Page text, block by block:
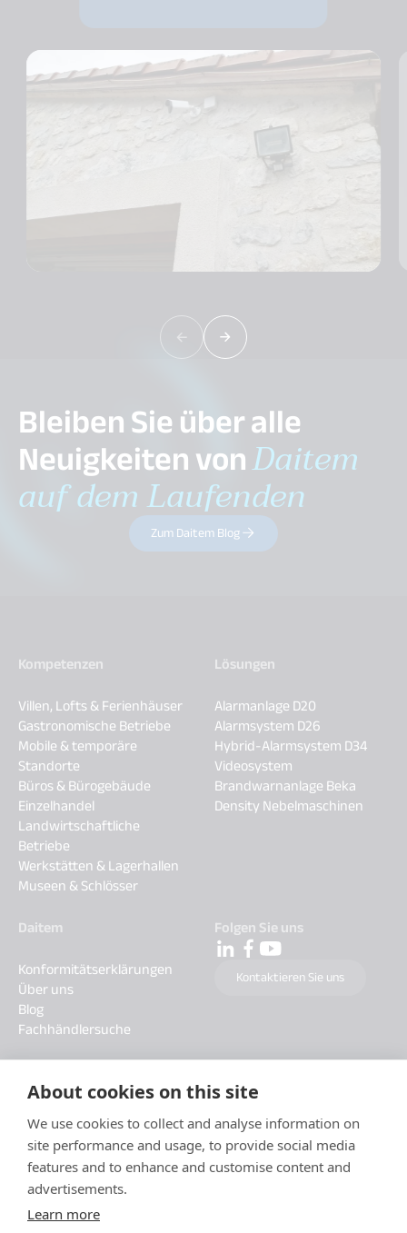
About cookies on this site
We use cookies to collect and analyse information on
site performance and usage, to provide social media
features and to enhance and customise content and
advertisements.
Learn more
Bleiben Sie über alle
Neuigkeiten vonDaitem
auf dem Laufenden
Zum Daitem Blog
Kompetenzen
Villen, Lofts & Ferienhäuser
Gastronomische Betriebe
Mobile & temporäre
Standorte
Büros & Bürogebäude
Einzelhandel
Landwirtschaftliche
Betriebe
Werkstätten & Lagerhallen
Museen & Schlösser
Lösungen
Alarmanlage D20
Alarmsystem D26
Hybrid-Alarmsystem D34
Videosystem
Brandwarnanlage Beka
Density Nebelmaschinen
Daitem
Konformitätserklärungen
Über uns
Blog
Fachhändlersuche
Folgen Sie uns
Kontaktieren Sie uns